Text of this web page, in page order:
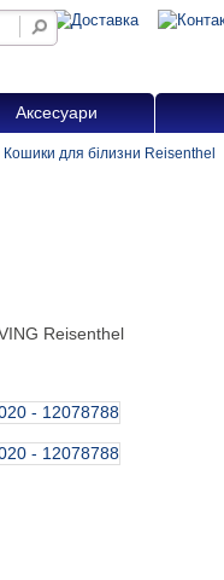
Аксесуари
Кошики для білизни Reisenthel